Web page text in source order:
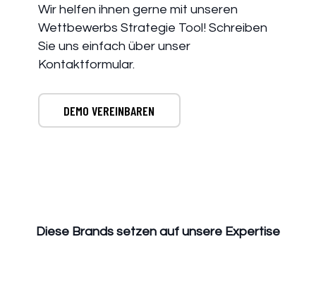
Wir helfen ihnen gerne mit unseren
Wettbewerbs Strategie Tool! Schreiben
Sie uns einfach über unser
Kontaktformular.
DEMO VEREINBAREN
Diese Brands setzen auf unsere Expertise